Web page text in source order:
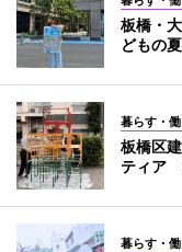
板橋・
どもの
暮らす・働
板橋区
ティア
暮らす・働